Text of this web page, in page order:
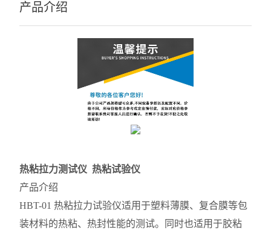
产品介绍
热粘拉力测试仪 热粘试验仪
产品介绍
HBT-01 热粘拉力试验仪适用于塑料薄膜、复合膜等包
装材料的热粘、热封性能的测试。同时也适用于胶粘